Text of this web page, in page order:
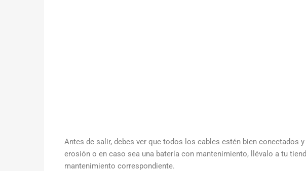
Antes de salir, debes ver que todos los cables estén bien conectados
erosión o en caso sea una batería con mantenimiento, llévalo a tu
mantenimiento correspondiente.